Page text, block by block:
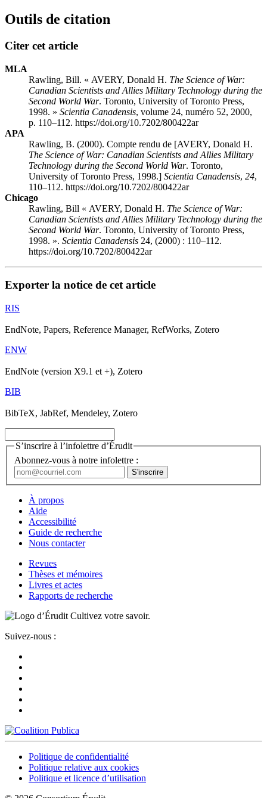
Outils de citation
Citer cet article
MLA
Rawling, Bill. « AVERY, Donald H. The Science of War:
Canadian Scientists and Allies Military Technology during the
Second World War. Toronto, University of Toronto Press,
1998. » Scientia Canadensis, volume 24, numéro 52, 2000,
p. 110–112. https://doi.org/10.7202/800422ar
APA
Rawling, B. (2000). Compte rendu de [AVERY, Donald H.
The Science of War: Canadian Scientists and Allies Military
Technology during the Second World War. Toronto,
University of Toronto Press, 1998.] Scientia Canadensis, 24,
110–112. https://doi.org/10.7202/800422ar
Chicago
Rawling, Bill « AVERY, Donald H. The Science of War:
Canadian Scientists and Allies Military Technology during the
Second World War. Toronto, University of Toronto Press,
1998. ». Scientia Canadensis 24, (2000) : 110–112.
https://doi.org/10.7202/800422ar
Exporter la notice de cet article
RIS
EndNote, Papers, Reference Manager, RefWorks, Zotero
ENW
EndNote (version X9.1 et +), Zotero
BIB
BibTeX, JabRef, Mendeley, Zotero
S’inscrire à l’infolettre d’Érudit
Abonnez-vous à notre infolettre :
À propos
Aide
Accessibilité
Guide de recherche
Nous contacter
Revues
Thèses et mémoires
Livres et actes
Rapports de recherche
Cultivez votre savoir.
Suivez-nous :
Politique de confidentialité
Politique relative aux cookies
Politique et licence d’utilisation